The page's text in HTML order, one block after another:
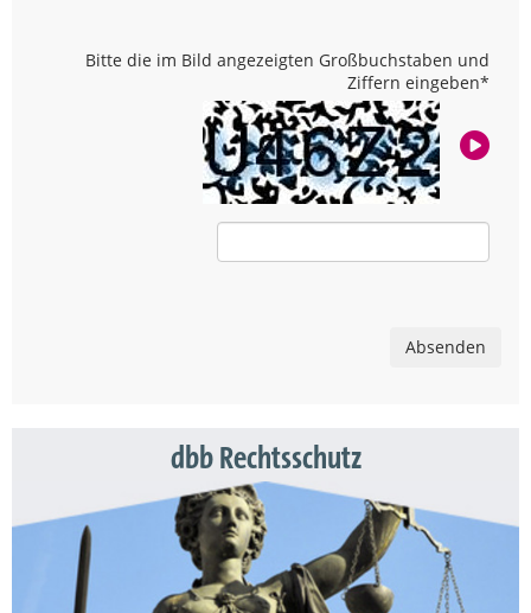
Bitte die im Bild angezeigten Großbuchstaben und
Ziffern eingeben*
Absenden
dbb Rechtsschutz